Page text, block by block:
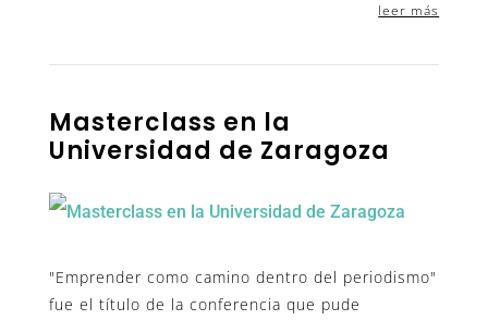
leer más
Masterclass en la
Universidad de Zaragoza
"Emprender como camino dentro del periodismo"
fue el título de la conferencia que pude